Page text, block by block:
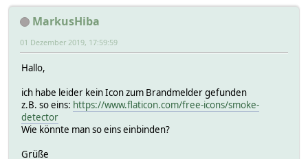
MarkusHiba
01 Dezember 2019, 17:59:59
Hallo,
ich habe leider kein Icon zum Brandmelder gefunden
z.B. so eins: https://www.flaticon.com/free-icons/smoke-
detector
Wie könnte man so eins einbinden?
Grüße